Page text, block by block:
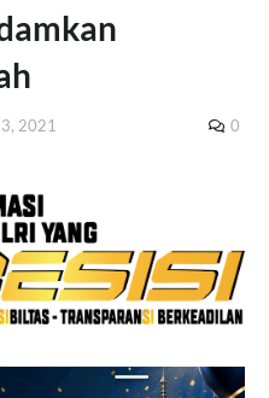
2021 0